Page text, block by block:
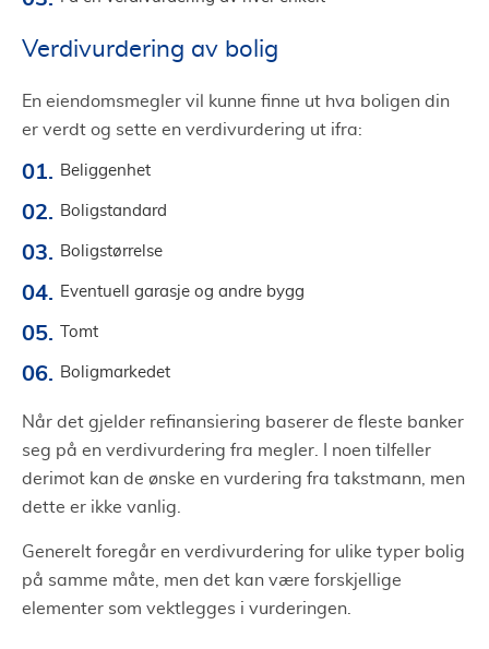
Verdivurdering av bolig
En eiendomsmegler vil kunne finne ut hva boligen din
er verdt og sette en verdivurdering ut ifra:
Beliggenhet
Boligstandard
Boligstørrelse
Eventuell garasje og andre bygg
Tomt
Boligmarkedet
Når det gjelder refinansiering baserer de fleste banker
seg på en verdivurdering fra megler. I noen tilfeller
derimot kan de ønske en vurdering fra takstmann, men
dette er ikke vanlig.
Generelt foregår en verdivurdering for ulike typer bolig
på samme måte, men det kan være forskjellige
elementer som vektlegges i vurderingen.